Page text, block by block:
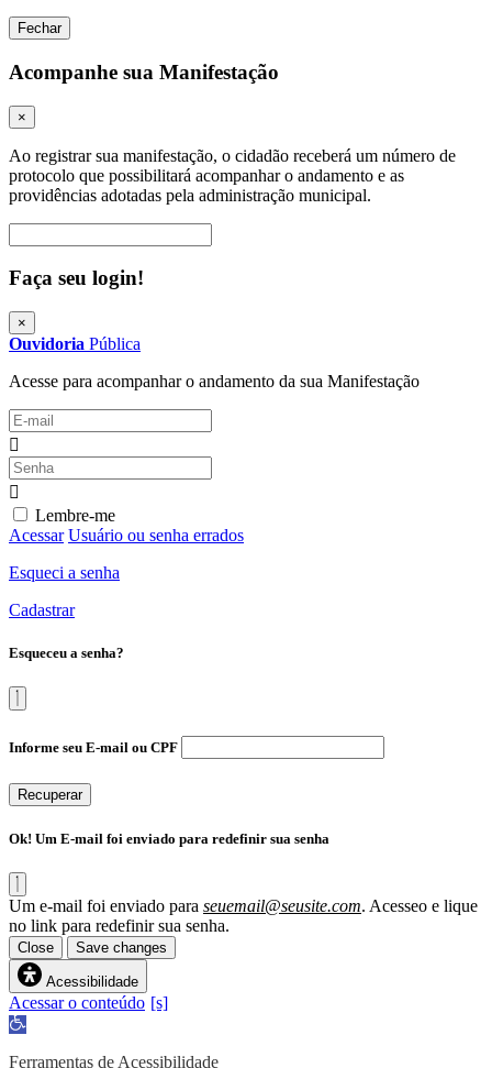
Fechar
Acompanhe sua Manifestação
×
Ao registrar sua manifestação, o cidadão receberá um número de
protocolo que possibilitará acompanhar o andamento e as
providências adotadas pela administração municipal.
Faça seu login!
×
Ouvidoria Pública
Acesse para acompanhar o andamento da sua Manifestação
Lembre-me
Acessar Usuário ou senha errados
Esqueci a senha
Cadastrar
Esqueceu a senha?
Informe seu E-mail ou CPF
Recuperar
Ok! Um E-mail foi enviado para redefinir sua senha
Um e-mail foi enviado para seuemail@seusite.com. Acesseo e lique
no link para redefinir sua senha.
Close Save changes
Acessibilidade
Acessar o conteúdo
Abrir
barra
Ferramentas de Acessibilidade